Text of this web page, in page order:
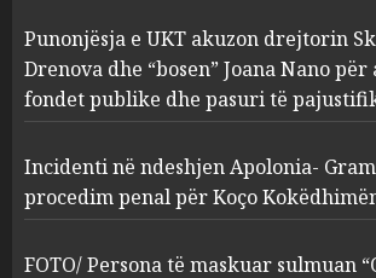
2
Apolonia-
procedim penal
Kokëdhimën
MARCH 27, 2025
FOTO/ Persona
sulmuan “One
ngjarja u fsheh.
Punonjësja e UKT akuzon drejtorin
Drenova dhe “bosen” Joana Nano
fondet publike dhe pasuri të
Incidenti në ndeshjen Apolonia-
procedim penal për Koço
FOTO/ Persona të maskuar sulmuan